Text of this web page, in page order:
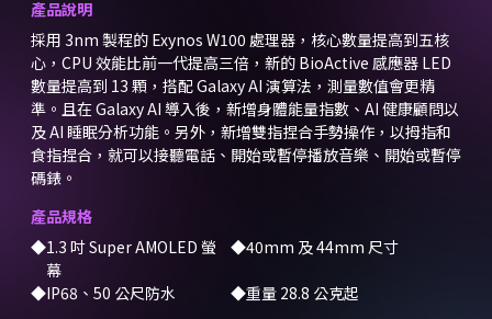
產品說明
採用 3nm 製程的 Exynos W100 處理器，核心數量提高到五核
心，CPU 效能比前一代提高三倍，新的 BioActive 感應器 LED
數量提高到 13 顆，搭配 Galaxy AI 演算法，測量數值會更精
準。且在 Galaxy AI 導入後，新增身體能量指數、AI 健康顧問以
及 AI 睡眠分析功能。另外，新增雙指捏合手勢操作，以拇指和
食指捏合，就可以接聽電話、開始或暫停播放音樂、開始或暫停
碼錶。
產品規格
1.3 吋 Super AMOLED 螢
幕
40mm 及 44mm 尺寸
IP68、50 公尺防水
重量 28.8 公克起